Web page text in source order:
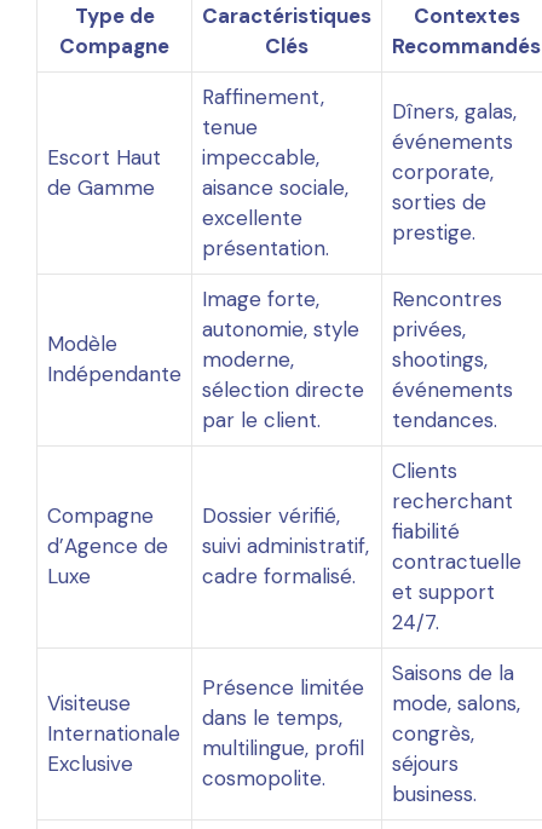
Type de
Compagne
Caractéristiques
Clés
Contextes
Recommandés
Escort Haut
de Gamme
Raffinement,
tenue
impeccable,
aisance sociale,
excellente
présentation.
Dîners, galas,
événements
corporate,
sorties de
prestige.
Modèle
Indépendante
Image forte,
autonomie, style
moderne,
sélection directe
par le client.
Rencontres
privées,
shootings,
événements
tendances.
Compagne
d’Agence de
Luxe
Dossier vérifié,
suivi administratif,
cadre formalisé.
Clients
recherchant
fiabilité
contractuelle
et support
24/7.
Visiteuse
Internationale
Exclusive
Présence limitée
dans le temps,
multilingue, profil
cosmopolite.
Saisons de la
mode, salons,
congrès,
séjours
business.